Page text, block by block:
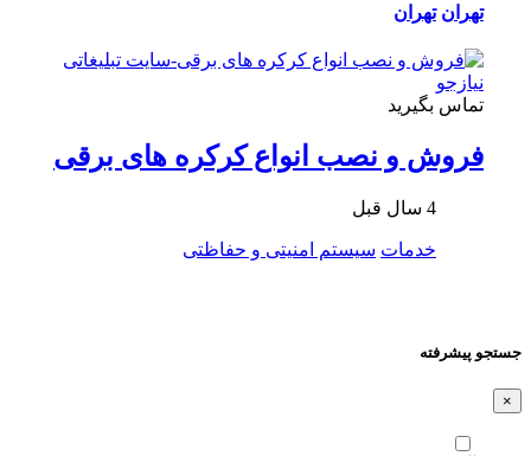
تهران تهران
تماس بگیرید
فروش و نصب انواع کرکره های برقی
4 سال قبل
خدمات سیستم امنیتی و حفاظتی
جستجو پیشرفته
×